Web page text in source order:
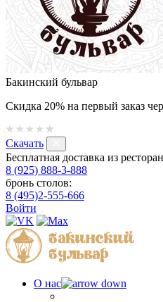
Бакинский бульвар
Скидка 20% на первый заказ
Скачать
Бесплатная доставка из
8 (925) 888-3-888
бронь столов:
8 (495)2-555-666
Войти
О нас